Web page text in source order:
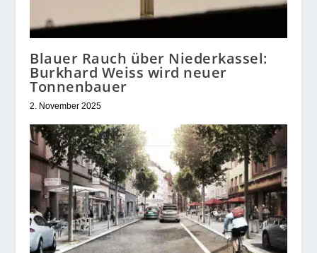
Blauer Rauch über Niederkassel:
Burkhard Weiss wird neuer
Tonnenbauer
2. November 2025